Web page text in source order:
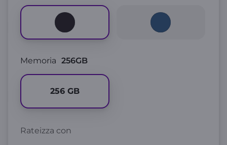
Memoria 256GB
256 GB
Rateizza con